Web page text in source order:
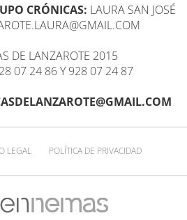
CRÓNICAS: LAURA SAN JOSÉ
DE LANZAROTE 2015
07 24 86 Y 928 07 24 87
LEGAL POLÍTICA DE PRIVACIDAD